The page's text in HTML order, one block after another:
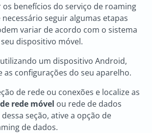
benefícios do serviço de roaming
seguir algumas etapas
variar de acordo com o sistema
dispositivo móvel.
um dispositivo Android,
as configurações do seu aparelho.
de rede ou conexões e localize as
rede móvel ou rede de dados
seção, ative a opção de
de dados.